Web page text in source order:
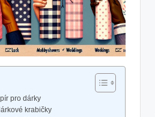
pro dárky
krabičky